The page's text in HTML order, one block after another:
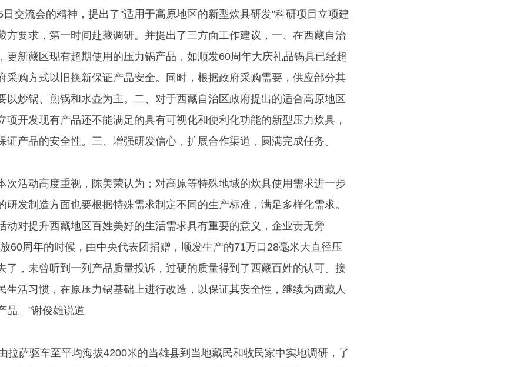
交流会的精神，提出了"适用于高原地区的新型炊具研发"科研项目立项建
方要求，第一时间赴藏调研。并提出了三方面工作建议，一、在西藏自治
更新藏区现有超期使用的压力锅产品，如顺发60周年大庆礼品锅具已经超
采购方式以旧换新保证产品安全。同时，根据政府采购需要，供应部分其
以炒锅、煎锅和水壶为主。二、对于西藏自治区政府提出的适合高原地区
项开发现有产品还不能满足的具有可视化和便利化功能的新型压力炊具，
证产品的安全性。三、增强研发信心，扩展合作渠道，圆满完成任务。
次活动高度重视，陈美荣认为；对高原等特殊地域的炊具使用需求进一步
研发制造方面也要根据特殊需求制定不同的生产标准，满足多样化需求。
动对提升西藏地区百姓美好的生活需求具有重要的意义，企业责无旁
60周年的时候，由中央代表团捐赠，顺发生产的71万口28毫米大直径压
了，未曾听到一列产品质量投诉，过硬的质量得到了西藏百姓的认可。接
生活习惯，在原压力锅基础上进行改造，以保证其安全性，继续为西藏人
品。"谢俊雄说道。
拉萨驱车至平均海拔4200米的当雄县到当地藏民和牧民家中实地调研，了